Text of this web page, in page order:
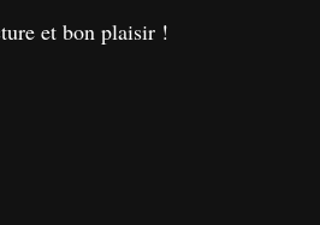
et bon plaisir !